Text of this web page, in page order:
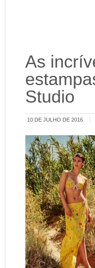
As
Studio
10 DE JULHO DE 2016